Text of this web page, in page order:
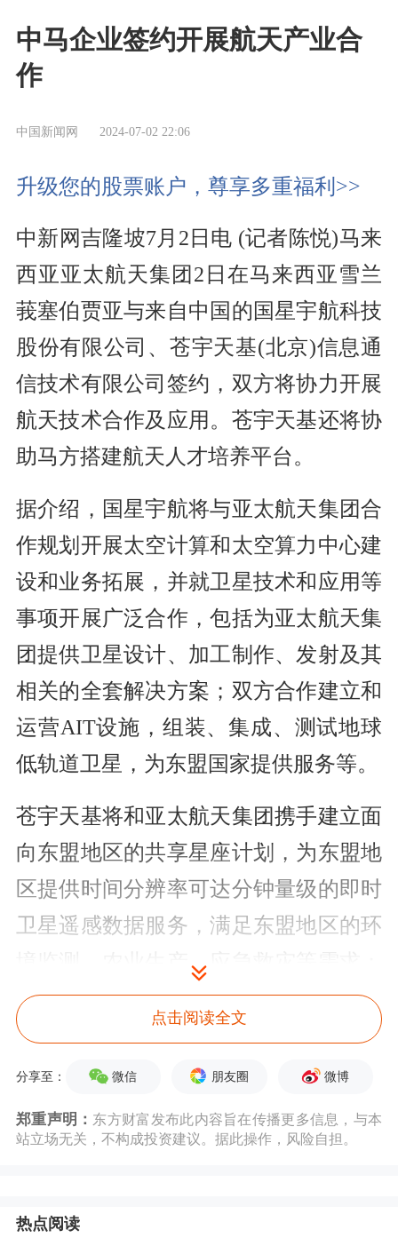
中马企业签约开展航天产业合
作
中国新闻网 2024-07-02 22:06
升级您的股票账户，尊享多重福利>>
中新网吉隆坡7月2日电 (记者陈悦)马来
西亚亚太航天集团2日在马来西亚雪兰
莪塞伯贾亚与来自中国的国星宇航科技
股份有限公司、苍宇天基(北京)信息通
信技术有限公司签约，双方将协力开展
航天技术合作及应用。苍宇天基还将协
助马方搭建航天人才培养平台。
据介绍，国星宇航将与亚太航天集团合
作规划开展太空计算和太空算力中心建
设和业务拓展，并就卫星技术和应用等
事项开展广泛合作，包括为亚太航天集
团提供卫星设计、加工制作、发射及其
相关的全套解决方案；双方合作建立和
运营AIT设施，组装、集成、测试地球
低轨道卫星，为东盟国家提供服务等。
苍宇天基将和亚太航天集团携手建立面
向东盟地区的共享星座计划，为东盟地
区提供时间分辨率可达分钟量级的即时
卫星遥感数据服务，满足东盟地区的环
境监测、农业生产、应急救灾等需求；
携手建立面向东盟地区的卫星遥感数据
交易平台；建立航天人才培养平台等。
亚太航天集团创始人、执行主席谢国桦
表示，双方企业的合作与马来西亚2030
点击阅读全文
分享至： 微信 朋友圈 微博
郑重声明： 东方财富发布此内容旨在传播更多信息，与本
站立场无关，不构成投资建议。据此操作，风险自担。
热点阅读